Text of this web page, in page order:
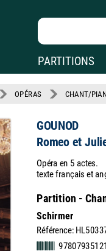
PARTITIONS
OPÉRAS CHANT/
GOUNOD
Romeo et
Opéra en 5 actes.
texte français et
Partition -
Schirmer
Référence: